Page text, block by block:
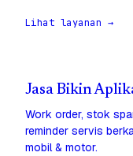
Lihat layanan →
Jasa Bikin
Work order, stok
reminder servis
mobil & motor.